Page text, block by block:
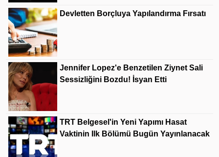
Devletten Borçluya Yapılandırma Fırsatı
Jennifer Lopez'e Benzetilen Ziynet Sali
Sessizliğini Bozdu! İsyan Etti
TRT Belgesel'in Yeni Yapımı Hasat
Vaktinin Ilk Bölümü Bugün Yayınlanacak